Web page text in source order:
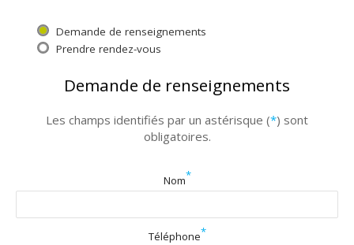
Demande de renseignements
Prendre rendez-vous
Demande de renseignements
Les champs identifiés par un astérisque (*) sont
obligatoires.
Nom*
Téléphone*